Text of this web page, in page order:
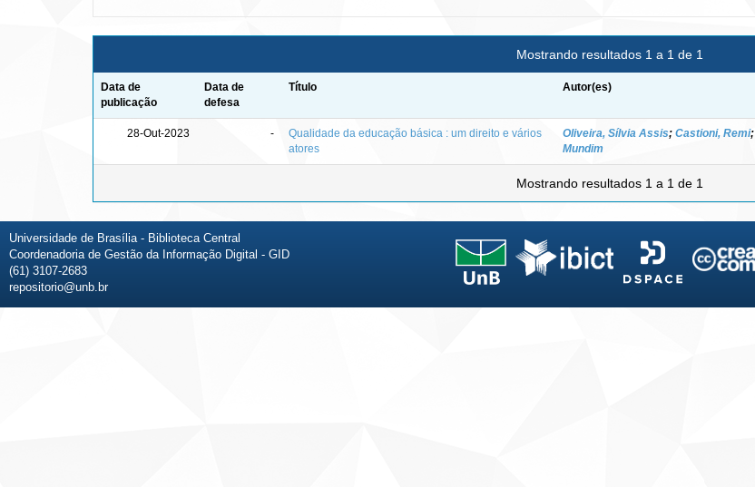
Mostrando resultados 1 a 1 de 1
Data de
publicação
Data de
defesa
Título Autor(es)
28-Out-2023 -
Qualidade da educação básica : um direito e vários
atores
Oliveira, Sílvia Assis; Castioni, Remi;
Mundim
Mostrando resultados 1 a 1 de 1
Universidade de Brasília - Biblioteca Central
Coordenadoria de Gestão da Informação Digital - GID
(61) 3107-2683
repositorio@unb.br